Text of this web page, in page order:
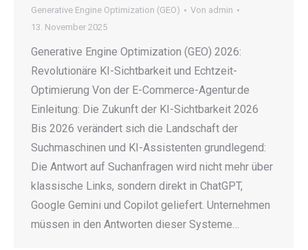
Generative Engine Optimization (GEO) Von admin
13. November 2025
Generative Engine Optimization (GEO) 2026:
Revolutionäre KI-Sichtbarkeit und Echtzeit-
Optimierung Von der E-Commerce-Agentur.de
Einleitung: Die Zukunft der KI-Sichtbarkeit 2026
Bis 2026 verändert sich die Landschaft der
Suchmaschinen und KI-Assistenten grundlegend:
Die Antwort auf Suchanfragen wird nicht mehr über
klassische Links, sondern direkt in ChatGPT,
Google Gemini und Copilot geliefert. Unternehmen
müssen in den Antworten dieser Systeme…